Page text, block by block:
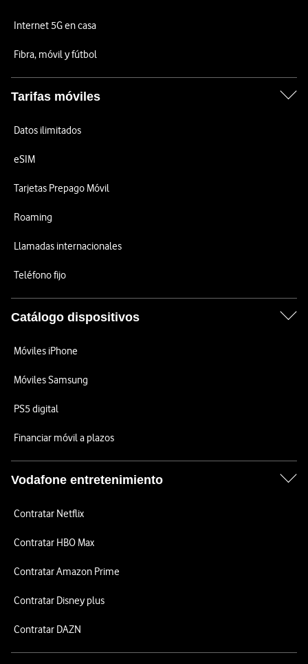
Internet 5G en casa
Fibra, móvil y fútbol
Tarifas móviles
Datos ilimitados
eSIM
Tarjetas Prepago Móvil
Roaming
Llamadas internacionales
Teléfono fijo
Catálogo dispositivos
Móviles iPhone
Móviles Samsung
PS5 digital
Financiar móvil a plazos
Vodafone entretenimiento
Contratar Netflix
Contratar HBO Max
Contratar Amazon Prime
Contratar Disney plus
Contratar DAZN